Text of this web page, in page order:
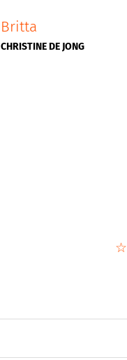
Britta
CHRISTINE DE JONG
☆
★